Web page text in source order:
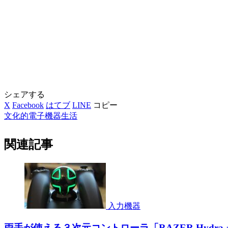
シェアする
X Facebook はてブ LINE コピー
文化的電子機器生活
関連記事
入力機器